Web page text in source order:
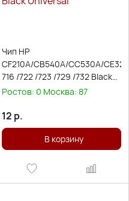
CE505X/CF280X/
Чип HP
CF210A/CB540A/CC530A/
716 /722 /723 /729 /732 Black
Universal
Ростов: 0 Москва: 87
12 р.
В корзину